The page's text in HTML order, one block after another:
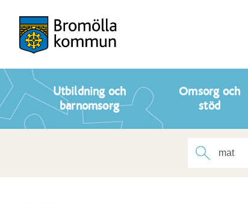
Utbildning och
barnomsorg
Omsorg och
stöd